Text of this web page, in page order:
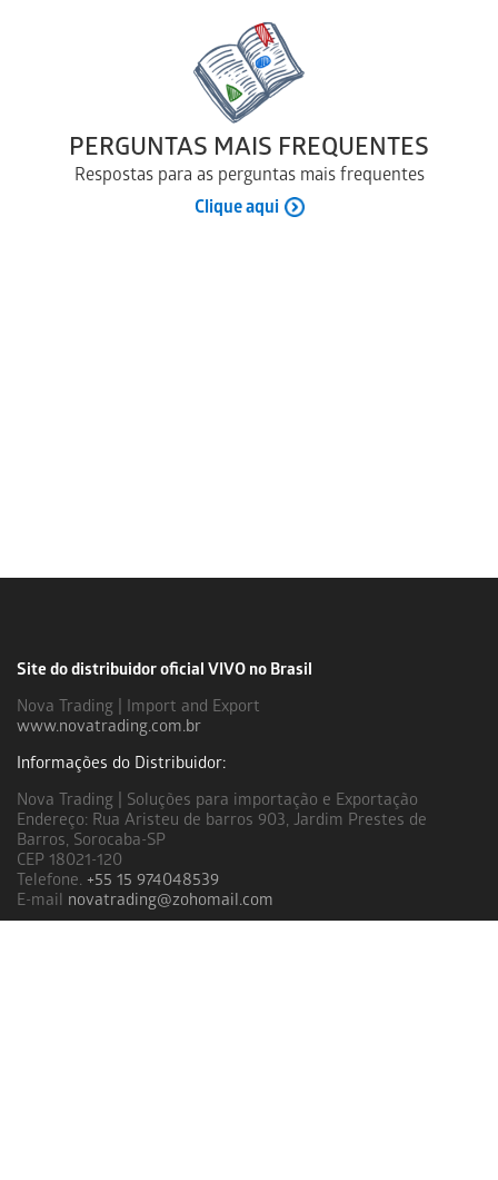
PERGUNTAS MAIS FREQUENTES
Respostas para as perguntas mais frequentes
Clique aqui
Site do distribuidor oficial VIVO no Brasil
Nova Trading | Import and Export
www.novatrading.com.br
Informações do Distribuidor:
Nova Trading | Soluções para importação e Exportação
Endereço: Rua Aristeu de barros 903, Jardim Prestes de
Barros, Sorocaba-SP
CEP 18021-120
Telefone. +55 15 974048539
E-mail novatrading@zohomail.com